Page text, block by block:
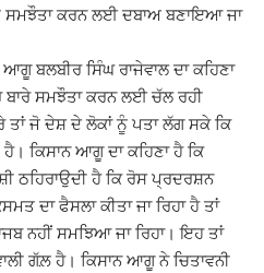
ਕਰਨ ਲਈ ਦਬਾਅ ਬਣਾਇਆ ਜਾ
ਬਲਬੀਰ ਸਿੰਘ ਰਾਜੇਵਾਲ ਦਾ ਕਹਿਣਾ
ਬਾਰੇ ਸਮਝੌਤਾ ਕਰਨ ਲਈ ਚੱਲ ਰਹੀ
ਤਾਂ ਜੋ ਦੇਸ਼ ਦੇ ਲੋਕਾਂ ਨੂੰ ਪਤਾ ਲੱਗ ਸਕੇ ਕਿ
ਕਿਸਾਨ ਆਗੂ ਦਾ ਕਹਿਣਾ ਹੈ ਕਿ
ਠਹਿਰਾਉਦੀ ਹੈ ਕਿ ਰੋਸ ਪ੍ਰਦਰਸ਼ਨ
ਦਾ ਫੈਸਲਾ ਕੀਤਾ ਜਾ ਰਿਹਾ ਹੈ ਤਾਂ
ਨਹੀਂ ਸਮਝਿਆ ਜਾ ਰਿਹਾ। ਇਹ ਤਾਂ
ਗੱਲ਼ ਹੈ। ਕਿਸਾਨ ਆਗੂ ਨੇ ਚਿਤਾਵਨੀ